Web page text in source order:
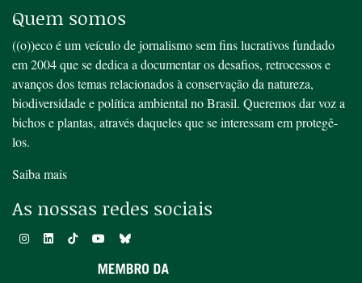
Quem somos
((o))eco é um veículo de jornalismo sem fins lucrativos fundado
em 2004 que se dedica a documentar os desafios, retrocessos e
avanços dos temas relacionados à conservação da natureza,
biodiversidade e política ambiental no Brasil. Queremos dar voz a
bichos e plantas, através daqueles que se interessam em protegê-
los.
Saiba mais
As nossas redes sociais